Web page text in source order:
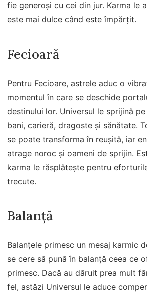
fie generoși cu cei din jur. Karma le
este mai dulce când este împărțit.
Fecioară
Pentru Fecioare, astrele aduc o
momentul în care se deschide
destinului lor. Universul le sprijină
bani, carieră, dragoste și sănătate.
se poate transforma în reușită, iar
atrage noroc și oameni de sprijin.
karma le răsplătește pentru
trecute.
Balanță
Balanțele primesc un mesaj karmic
se cere să pună în balanță ceea ce
primesc. Dacă au dăruit prea mult
fel, astăzi Universul le aduce